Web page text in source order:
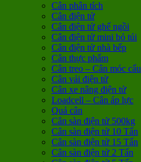
Cân phân tích
Cân điện tử
Cân điện tử ghế ngồi
Cân điện tử mini bỏ túi
Cân điện tử nhà bếp
Cân thực phẩm
Cân treo – Cân móc cẩu
Cân vải điện tử
Cân xe nâng điện tử
Loadcell – Cân áp lực
Quả cân
Cân sàn điện tử 500kg
Cân sàn điện tử 10 Tấn
Cân sàn điện tử 15 Tấn
Cân sàn điện tử 2 Tấn